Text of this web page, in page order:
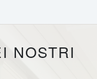
NOSTRI